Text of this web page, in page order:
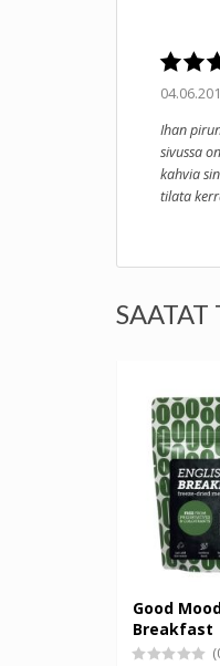
Ihan
sivussa
kahvia
tilata
SAATAT
Good
Breakfast